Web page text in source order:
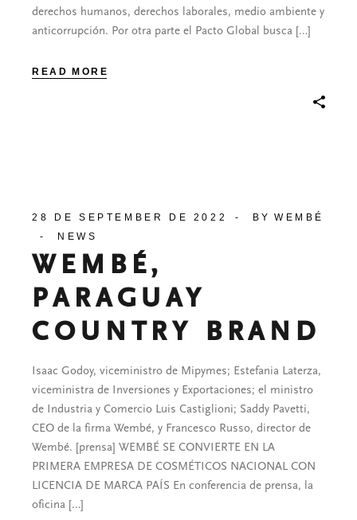
derechos humanos, derechos laborales, medio ambiente y
anticorrupción. Por otra parte el Pacto Global busca […]
READ MORE
28 DE SEPTEMBER DE 2022 BY WEMBÉ
NEWS
WEMBÉ,
PARAGUAY
COUNTRY BRAND
Isaac Godoy, viceministro de Mipymes; Estefania Laterza,
viceministra de Inversiones y Exportaciones; el ministro
de Industria y Comercio Luis Castiglioni; Saddy Pavetti,
CEO de la firma Wembé, y Francesco Russo, director de
Wembé. [prensa] WEMBÉ SE CONVIERTE EN LA
PRIMERA EMPRESA DE COSMÉTICOS NACIONAL CON
LICENCIA DE MARCA PAÍS En conferencia de prensa, la
oficina […]